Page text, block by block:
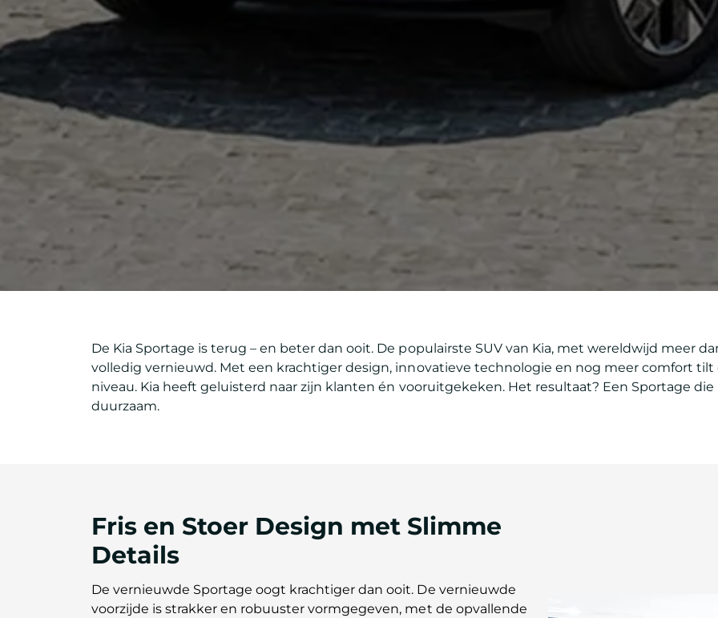
De Kia Sportage is terug – en beter dan ooit. De populairste SUV van Kia, met wereldwijd meer
volledig vernieuwd. Met een krachtiger design, innovatieve technologie en nog meer comfort tilt
niveau. Kia heeft geluisterd naar zijn klanten én vooruitgekeken. Het resultaat? Een Sportage die
duurzaam.
Fris en Stoer Design met Slimme
Details
De vernieuwde Sportage oogt krachtiger dan ooit. De vernieuwde
voorzijde is strakker en robuuster vormgegeven, met de opvallende